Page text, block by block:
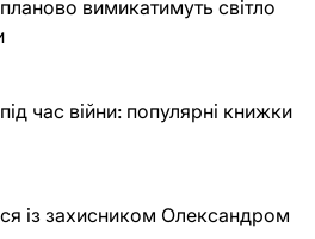
вимикатимуть світло
час війни: популярні книжки
із захисником Олександром